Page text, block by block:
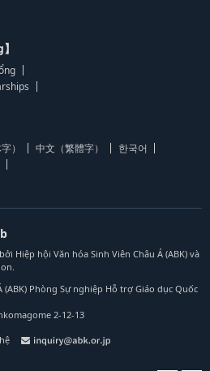
） 中文（繁體字）
한국어
Hiệp hội Văn hóa Sinh Viên Châu Á (ABK) và
(ABK) Phòng Sự nghiệp Hỗ trợ Giáo dục Quốc
2-12-13